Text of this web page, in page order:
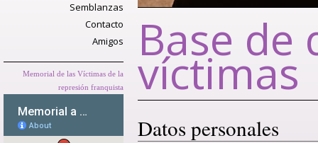
Semblanzas
Contacto
Amigos
Memorial de las Víctimas de la
represión franquista
Base de
víctimas
Datos personales